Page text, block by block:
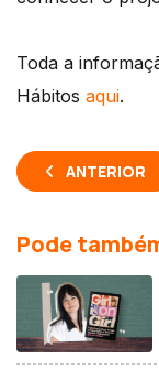
Toda a
Hábitos aqui.
ANTERIOR
Pode